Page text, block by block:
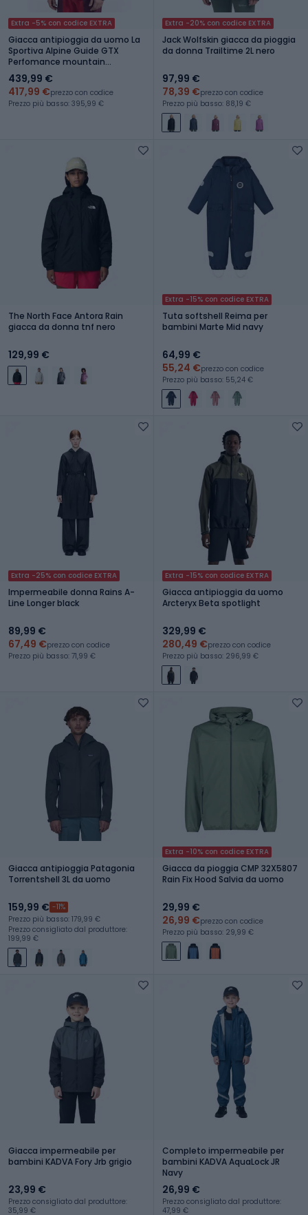
Extra -5% con codice EXTRA
Giacca antipioggia da uomo La
Sportiva Alpine Guide GTX
Perfomance mountain
red/redwood
439,99 €
417,99 €prezzo con codice
Prezzo più basso: 395,99 €
Extra -20% con codice EXTRA
Jack Wolfskin giacca da pioggia
da donna Trailtime 2L nero
97,99 €
78,39 €prezzo con codice
Prezzo più basso: 88,19 €
The North Face Antora Rain
giacca da donna tnf nero
129,99 €
Extra -15% con codice EXTRA
Tuta softshell Reima per
bambini Marte Mid navy
64,99 €
55,24 €prezzo con codice
Prezzo più basso: 55,24 €
Extra -25% con codice EXTRA
Impermeabile donna Rains A-
Line Longer black
89,99 €
67,49 €prezzo con codice
Prezzo più basso: 71,99 €
Extra -15% con codice EXTRA
Giacca antipioggia da uomo
Arcteryx Beta spotlight
329,99 €
280,49 €prezzo con codice
Prezzo più basso: 296,99 €
Giacca antipioggia Patagonia
Torrentshell 3L da uomo
159,99 € -11%
Prezzo più basso: 179,99 €
Prezzo consigliato dal produttore:
199,99 €
Extra -10% con codice EXTRA
Giacca da pioggia CMP 32X5807
Rain Fix Hood Salvia da uomo
29,99 €
26,99 €prezzo con codice
Prezzo più basso: 29,99 €
Giacca impermeabile per
bambini KADVA Fory Jrb grigio
23,99 €
Prezzo consigliato dal produttore:
35,99 €
Completo impermeabile per
bambini KADVA AquaLock JR
Navy
26,99 €
Prezzo consigliato dal produttore:
47,99 €